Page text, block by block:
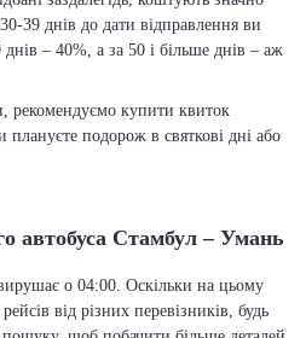
39 днів до дати відправлення ви
– 40%, а за 50 і більше днів – аж
рекомендуємо купити квиток
плануєте подорож в святкові дні або
автобуса Стамбул – Умань
о 04:00. Оскільки на цьому
від різних перевізників, будь